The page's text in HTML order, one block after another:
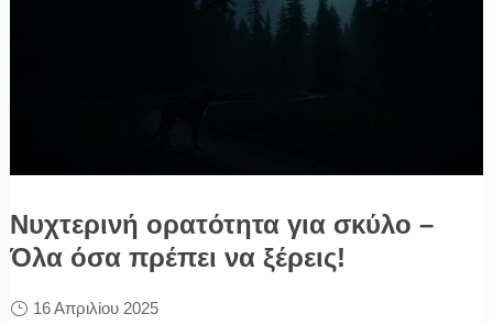
Νυχτερινή ορατότητα για σκύλο –
Όλα όσα πρέπει να ξέρεις!
16 Απριλίου 2025